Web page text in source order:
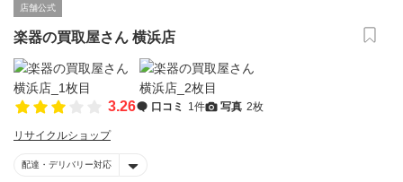
店舗公式
楽器の買取屋さん 横浜店
3.26 口コミ 1件 写真 2枚
リサイクルショップ
配達・デリバリー対応